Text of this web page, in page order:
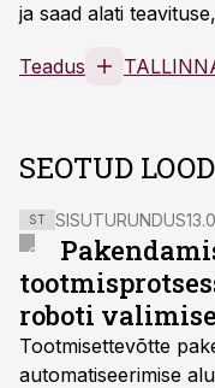
ja saad alati
Teadus
SEOTUD LOOD
ST SISUTURUNDUS
roboti
Tootmisettevõtte
automatiseerimise